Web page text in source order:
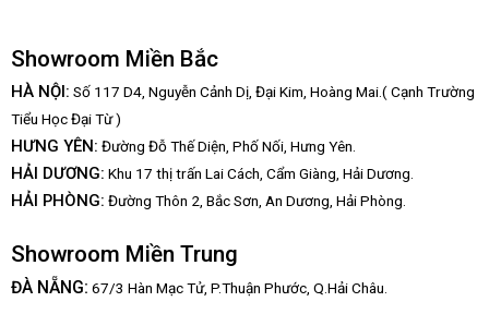
Showroom Miền Bắc
HÀ NỘI: Số 117 D4, Nguyễn Cảnh Dị, Đại Kim, Hoàng Mai.( Cạnh Trường
Tiểu Học Đại Từ )
HƯNG YÊN: Đường Đỗ Thế Diện, Phố Nối, Hưng Yên.
HẢI DƯƠNG: Khu 17 thị trấn Lai Cách, Cẩm Giàng, Hải Dương.
HẢI PHÒNG: Đường Thôn 2, Bắc Sơn, An Dương, Hải Phòng.
Showroom Miền Trung
ĐÀ NẴNG: 67/3 Hàn Mạc Tử, P.Thuận Phước, Q.Hải Châu.